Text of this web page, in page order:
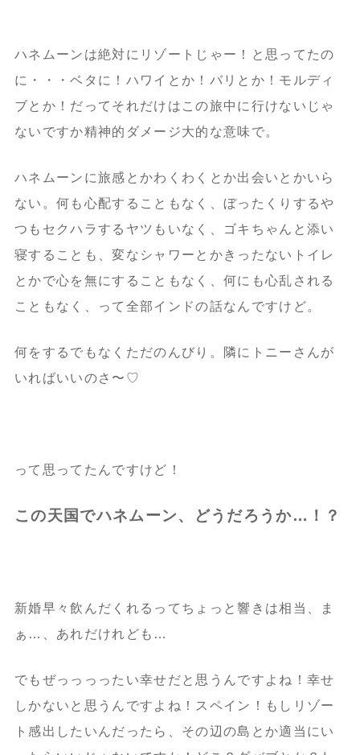
ハネムーンは絶対にリゾートじゃー！と思ってたの
に・・・ベタに！ハワイとか！バリとか！モルディ
ブとか！だってそれだけはこの旅中に行けないじゃ
ないですか精神的ダメージ大的な意味で。
ハネムーンに旅感とかわくわくとか出会いとかいら
ない。何も心配することもなく、ぼったくりするや
つもセクハラするヤツもいなく、ゴキちゃんと添い
寝することも、変なシャワーとかきったないトイレ
とかで心を無にすることもなく、何にも心乱される
こともなく、って全部インドの話なんですけど。
何をするでもなくただのんびり。隣にトニーさんが
いればいいのさ〜♡
って思ってたんですけど！
この天国でハネムーン、どうだろうか…！？
新婚早々飲んだくれるってちょっと響きは相当、ま
ぁ…、あれだけれども…
でもぜっっっったい幸せだと思うんですよね！幸せ
しかないと思うんですよね！スペイン！もしリゾー
ト感出したいんだったら、その辺の島とか適当にい